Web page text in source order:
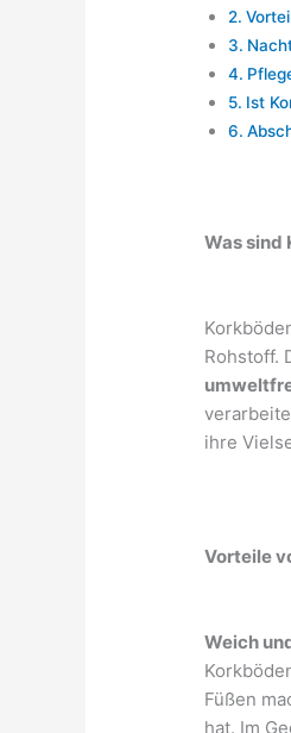
Ist
Was sind
Rohstoff.
ihre
Vorteile
Weich
Füßen
hat. Im